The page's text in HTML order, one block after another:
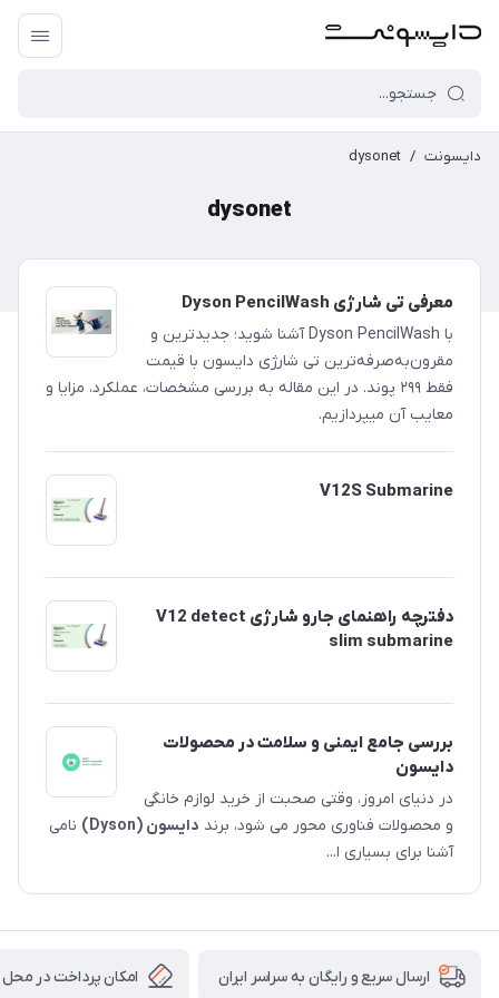
دایسونت /
dysonet
dysonet
معرفی تی شارژی Dyson PencilWash
با Dyson PencilWash آشنا شوید؛ جدیدترین و
مقرون‌به‌صرفه‌ترین تی شارژی دایسون با قیمت
فقط ۲۹۹ پوند. در این مقاله به بررسی مشخصات، عملکرد، مزایا و
معایب آن میپردازیم.
V12S Submarine
دفترچه راهنمای جارو شارژی V12 detect
slim submarine
بررسی جامع ایمنی و سلامت در محصولات
دایسون
در دنیای امروز، وقتی صحبت از خرید لوازم خانگی
و محصولات فناوری محور می شود، برند دایسون (Dyson)
نامی
آشنا برای بسیاری ا...
ارسال سریع و رایگان به سراسر ایران امکان پرداخت در محل